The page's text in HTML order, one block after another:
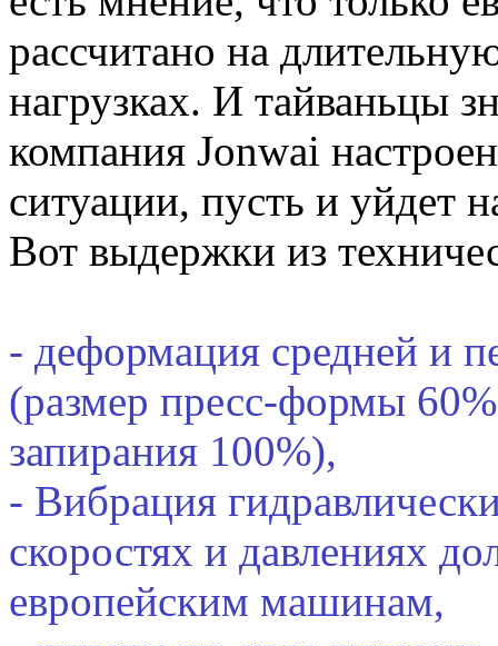
рассчитано на
нагрузках. И тайваньцы
компания Jonwai
ситуации, пусть и уйдет
Вот выдержки из
- деформация средней и
(размер пресс-формы
запирания 100%),
- Вибрация
скоростях и давлениях
европейским машинам,